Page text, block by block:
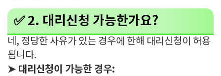
✅ 2. 대리신청 가능한가요?
네, 정당한 사유가 있는 경우에 한해 대리신청이 허용
됩니다.
➤ 대리신청이 가능한 경우: